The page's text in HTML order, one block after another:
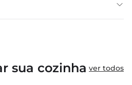
sua cozinha ver todos